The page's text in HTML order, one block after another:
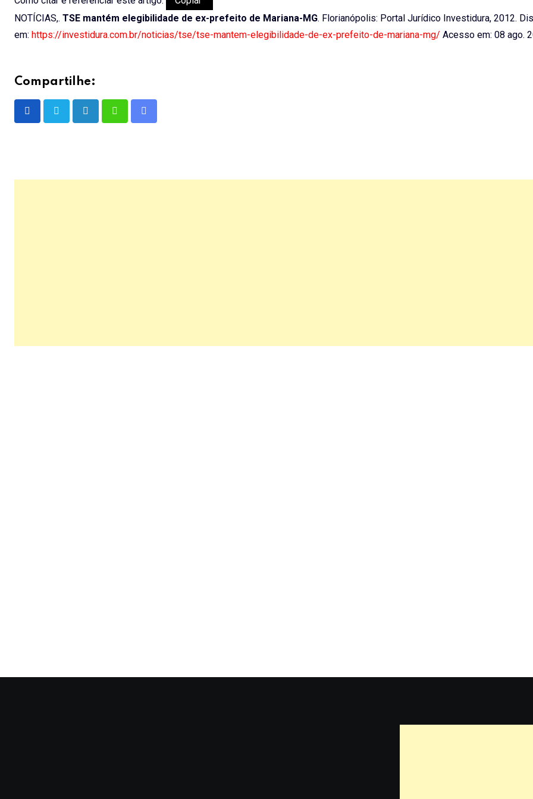
NOTÍCIAS,. TSE mantém elegibilidade de ex-prefeito de Mariana-MG. Florianópolis: Portal Jurídico Investidura, 2012.
em: https://investidura.com.br/noticias/tse/tse-mantem-elegibilidade-de-ex-prefeito-de-mariana-mg/ Acesso em: 08 ago.
Compartilhe:
LinkedInWhatsappShare